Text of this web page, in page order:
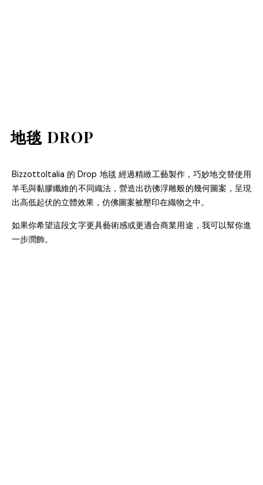
地毯 DROP
BizzottoItalia 的 Drop 地毯 經過精緻工藝製作，巧妙地交替使用
羊毛與黏膠纖維的不同織法，營造出彷彿浮雕般的幾何圖案，呈現
出高低起伏的立體效果，仿佛圖案被壓印在織物之中。
如果你希望這段文字更具藝術感或更適合商業用途，我可以幫你進
一步潤飾。